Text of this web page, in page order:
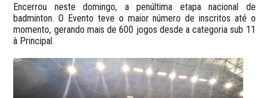
Encerrou neste domingo, a penúltima etapa nacional de
badminton. O Evento teve o maior número de inscritos até o
momento, gerando mais de 600 jogos desde a categoria sub 11
à Principal.